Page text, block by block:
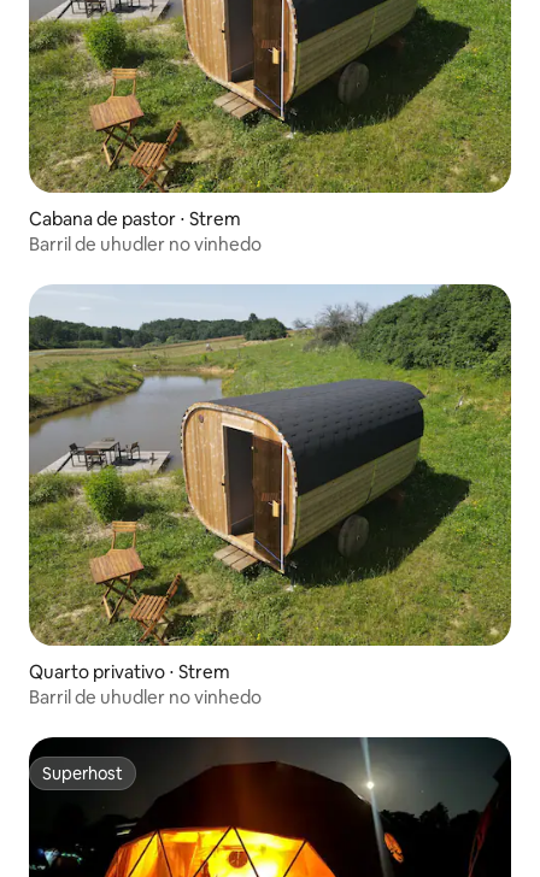
Cabana de pastor ⋅ Strem
Barril de uhudler no vinhedo
Quarto privativo ⋅ Strem
Barril de uhudler no vinhedo
Superhost
Superhost